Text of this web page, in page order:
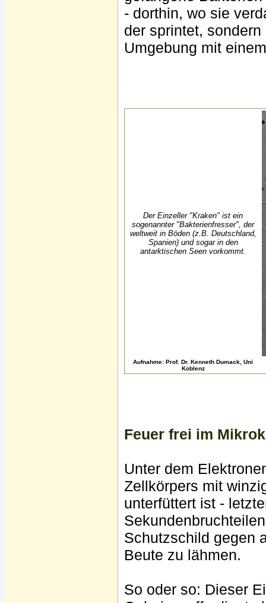
- dorthin, wo sie
der sprintet,
Umgebung mit
Der Einzeller "Kraken" ist ein
sogenannter "Bakterienfresser", der
weltweit in Böden (z.B. Deutschland,
Spanien) und sogar in den
antarktischen Seen vorkommt.
Aufnahme: Prof. Dr. Kenneth Dumack, Uni
Koblenz
Feuer frei im
Unter dem
Zellkörpers mit
unterfüttert ist -
Schutzschild gegen
Beute zu lähmen.
So oder so: Dieser